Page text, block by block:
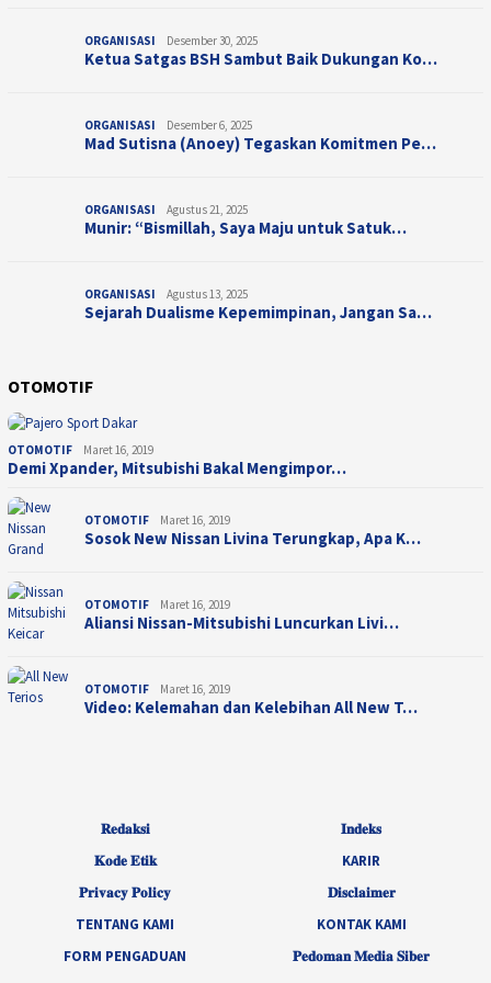
ORGANISASI Desember 30, 2025
Ketua Satgas BSH Sambut Baik Dukungan Ko…
ORGANISASI Desember 6, 2025
Mad Sutisna (Anoey) Tegaskan Komitmen Pe…
ORGANISASI Agustus 21, 2025
Munir: “Bismillah, Saya Maju untuk Satuk…
ORGANISASI Agustus 13, 2025
Sejarah Dualisme Kepemimpinan, Jangan Sa…
OTOMOTIF
OTOMOTIF Maret 16, 2019
Demi Xpander, Mitsubishi Bakal Mengimpor…
OTOMOTIF Maret 16, 2019
Sosok New Nissan Livina Terungkap, Apa K…
OTOMOTIF Maret 16, 2019
Aliansi Nissan-Mitsubishi Luncurkan Livi…
OTOMOTIF Maret 16, 2019
Video: Kelemahan dan Kelebihan All New T…
𝐑𝐞𝐝𝐚𝐤𝐬𝐢
𝐈𝐧𝐝𝐞𝐤𝐬
𝐊𝐨𝐝𝐞 𝐄𝐭𝐢𝐤
KARIR
𝐏𝐫𝐢𝐯𝐚𝐜𝐲 𝐏𝐨𝐥𝐢𝐜𝐲
𝐃𝐢𝐬𝐜𝐥𝐚𝐢𝐦𝐞𝐫
TENTANG KAMI
KONTAK KAMI
FORM PENGADUAN
𝐏𝐞𝐝𝐨𝐦𝐚𝐧 𝐌𝐞𝐝𝐢𝐚 𝐒𝐢𝐛𝐞𝐫